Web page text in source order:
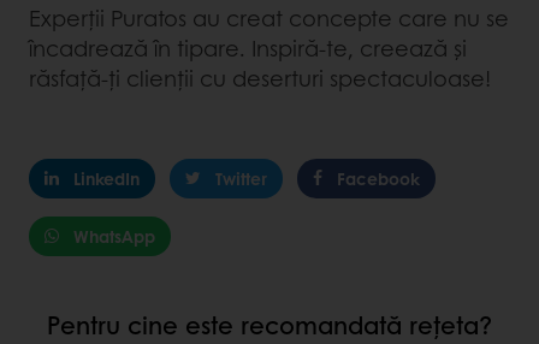
Experții Puratos au creat concepte care nu se
încadrează în tipare. Inspiră-te, creează și
răsfață-ți clienții cu deserturi spectaculoase!
LinkedIn Twitter Facebook
WhatsApp
Pentru cine este recomandată rețeta?